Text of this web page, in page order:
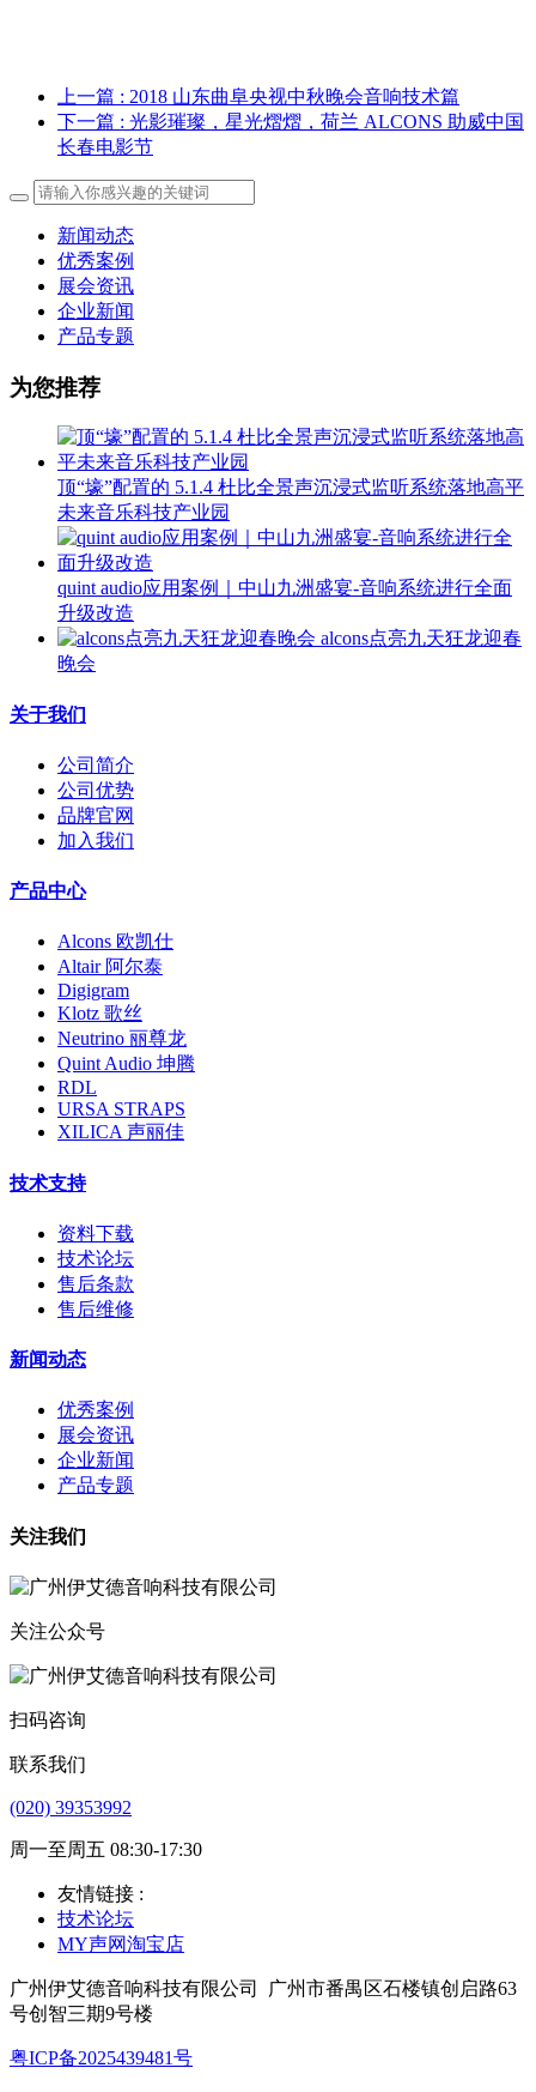
上一篇 : 2018 山东曲阜央视中秋晚会音响技术篇
下一篇 : 光影璀璨，星光熠熠，荷兰 ALCONS 助威中国
长春电影节
新闻动态
优秀案例
展会资讯
企业新闻
产品专题
为您推荐
顶“壕”配置的 5.1.4 杜比全景声沉浸式监听系统落地高平
未来音乐科技产业园
quint audio应用案例｜中山九洲盛宴-音响系统进行全面
升级改造
alcons点亮九天狂龙迎春
晚会
关于我们
公司简介
公司优势
品牌官网
加入我们
产品中心
Alcons 欧凯仕
Altair 阿尔泰
Digigram
Klotz 歌丝
Neutrino 丽尊龙
Quint Audio 坤腾
RDL
URSA STRAPS
XILICA 声丽佳
技术支持
资料下载
技术论坛
售后条款
售后维修
新闻动态
优秀案例
展会资讯
企业新闻
产品专题
关注我们
关注公众号
扫码咨询
联系我们
(020) 39353992
周一至周五 08:30-17:30
友情链接 :
技术论坛
MY声网淘宝店
广州伊艾德音响科技有限公司
广州市番禺区石楼镇创启路63
号创智三期9号楼
粤ICP备2025439481号